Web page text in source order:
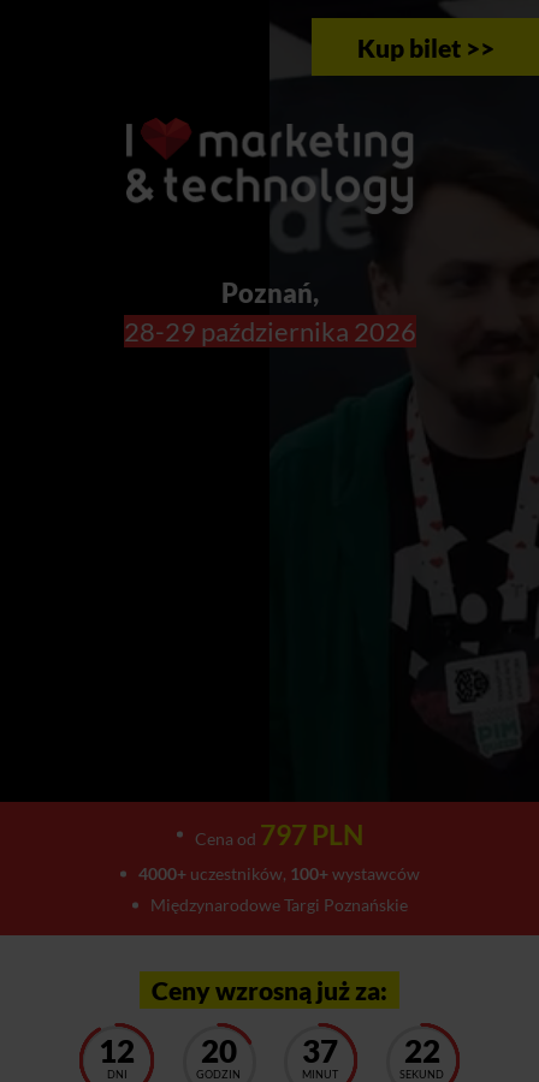
Kup bilet >>
Poznań,
28-29 października 2026
Cena od 797 PLN
4000+uczestników, 100+wystawców
Międzynarodowe Targi Poznańskie
Ceny wzrosną już za:
12
DNI
20
GODZIN
37
MINUT
18
SEKUND